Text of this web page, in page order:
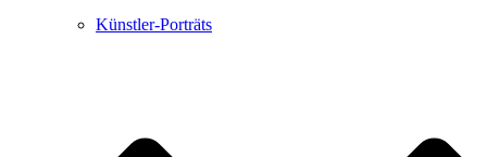
Künstler-Porträts